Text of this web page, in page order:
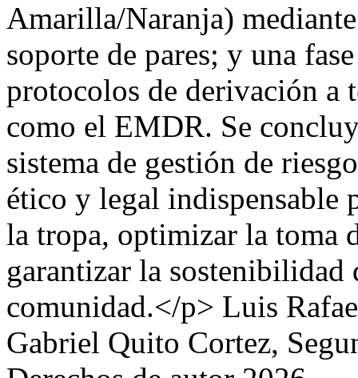
Amarilla/Naranja)
soporte de pares; y una
protocolos de derivación a
como el EMDR. Se
sistema de gestión de
ético y legal indispensable
la tropa, optimizar la toma
garantizar la
comunidad.</p> Luis
Gabriel Quito Cortez,